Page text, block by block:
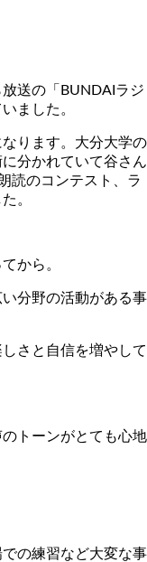
送の「BUNDAIラジ
ました。
ります。 大分大学の
分かれていて谷さん
読のコンテスト、ラ
。
から。
分野の活動がある事
さと自信を増やして
トーンがとても心地
の練習など大変な事